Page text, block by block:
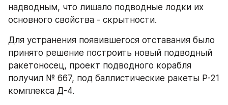
надводным, что лишало подводные лодки их
основного свойства - скрытности.
Для устранения появившегося отставания было
принято решение построить новый подводный
ракетоносец, проект подводного корабля
получил № 667, под баллистические ракеты Р-21
комплекса Д-4.